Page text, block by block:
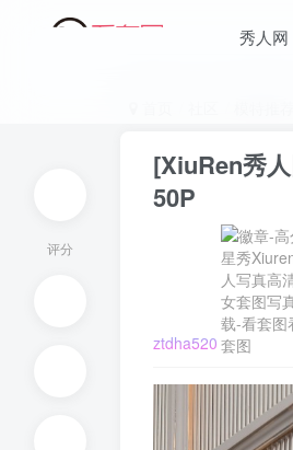
秀人网
评分
[XiuRen秀
50P
8月7